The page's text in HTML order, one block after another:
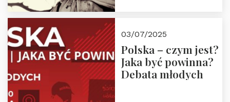
03/07/2025
Polska – czym jest?
Jaka być powinna?
Debata młodych